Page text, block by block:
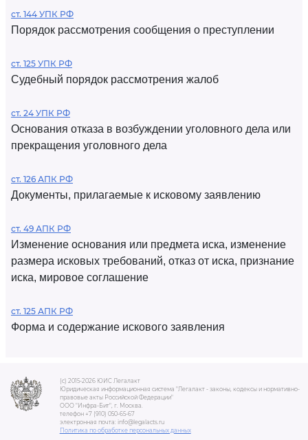
ст. 144 УПК РФ
Порядок рассмотрения сообщения о преступлении
ст. 125 УПК РФ
Судебный порядок рассмотрения жалоб
ст. 24 УПК РФ
Основания отказа в возбуждении уголовного дела или
прекращения уголовного дела
ст. 126 АПК РФ
Документы, прилагаемые к исковому заявлению
ст. 49 АПК РФ
Изменение основания или предмета иска, изменение
размера исковых требований, отказ от иска, признание
иска, мировое соглашение
ст. 125 АПК РФ
Форма и содержание искового заявления
(c) 2015-2026 ЮИС Легалакт
Юридическая информационная система "Легалакт - законы, кодексы и нормативно-
правовые акты Российской Федерации"
ООО "Инфра-Бит", г. Москва.
телефон +7 (910) 050-65-67
электронная почта: info@legalacts.ru
Политика по обработке персональных данных